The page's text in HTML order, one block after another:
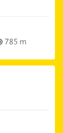
785 m